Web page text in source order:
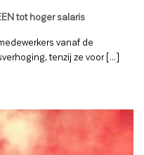
tot hoger salaris
vanaf de
tenzij ze voor [...]